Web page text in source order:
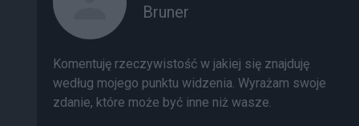
Bruner
Komentuję rzeczywistość w jakiej się znajduję
według mojego punktu widzenia. Wyrażam swoje
zdanie, które może być inne niż wasze.